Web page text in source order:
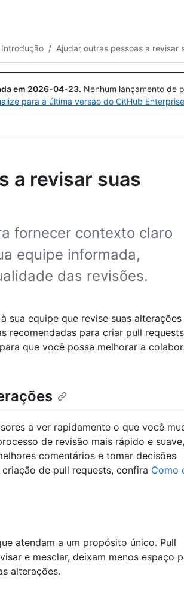
Introdução / Ajudar outras pessoas a revisar
em 2026-04-23. Nenhum lançamento de
para a última versão do GitHub
a revisar suas
fornecer contexto claro
equipe informada,
das revisões.
sua equipe que revise suas alterações
recomendadas para criar pull requests
que você possa melhorar a
a ver rapidamente o que você
de revisão mais rápido e suave,
comentários e tomar decisões
de pull requests, confira Como
atendam a um propósito único. Pull
e mesclar, deixam menos espaço
alterações.